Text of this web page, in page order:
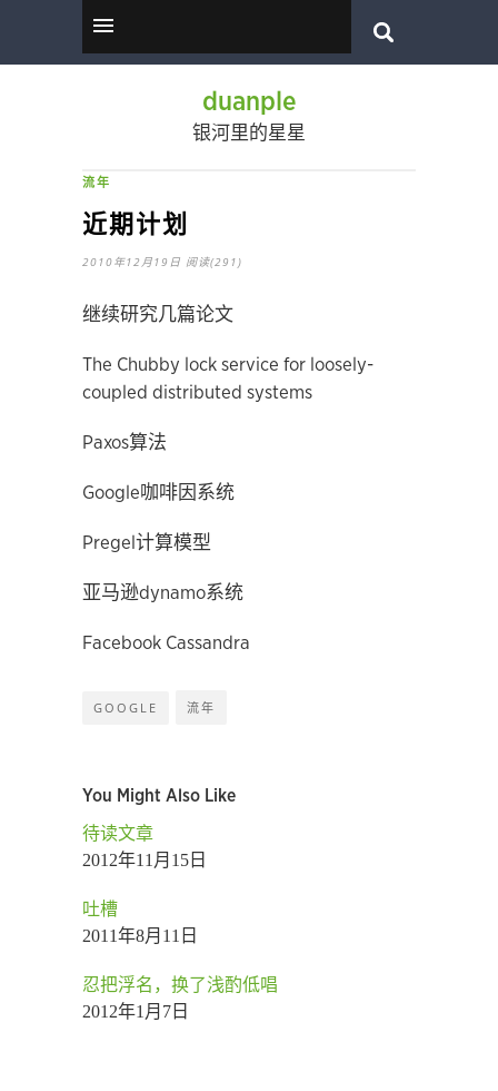
duanple
银河里的星星
流年
近期计划
2010年12月19日 阅读(291)
继续研究几篇论文
The Chubby lock service for loosely-
coupled distributed systems
Paxos算法
Google咖啡因系统
Pregel计算模型
亚马逊dynamo系统
Facebook Cassandra
GOOGLE 流年
You Might Also Like
待读文章
2012年11月15日
吐槽
2011年8月11日
忍把浮名，换了浅酌低唱
2012年1月7日